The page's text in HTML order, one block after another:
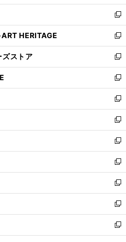
ウ
で
開
く
ン
ド
ウ
で
開
く
新
し
い
ウ
ィ
ン
ド
ウ
で
開
く
HERITAGE
新
し
い
ウ
ィ
ン
ド
ウ
で
開
く
ズストア
新
し
い
ウ
ィ
ン
ド
ウ
で
開
く
新
し
い
ウ
ィ
ン
ド
ウ
で
開
く
新
し
い
ウ
ィ
ン
ド
ウ
で
開
く
新
し
い
ウ
ィ
ン
ド
ウ
で
開
く
新
し
い
ウ
ィ
ン
ド
ウ
で
開
新
し
い
ウ
ィ
ン
ド
ウ
新
し
い
ウ
ィ
ン
新
し
い
ウ
新
し